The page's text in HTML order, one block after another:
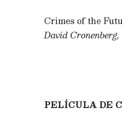
Crimes of the
David Cronenberg,
PELÍCULA DE